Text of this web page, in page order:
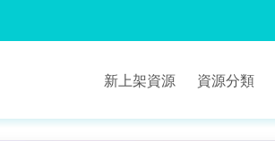
新上架資源 資源分類